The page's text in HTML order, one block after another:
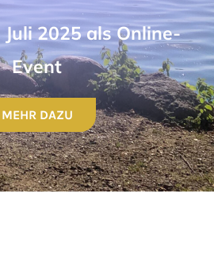
2025 als Online-
Event
MEHR DAZU